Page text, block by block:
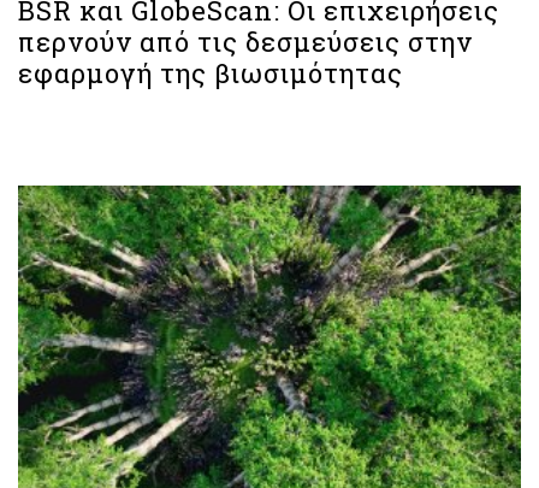
BSR και GlobeScan: Οι επιχειρήσεις
περνούν από τις δεσμεύσεις στην
εφαρμογή της βιωσιμότητας